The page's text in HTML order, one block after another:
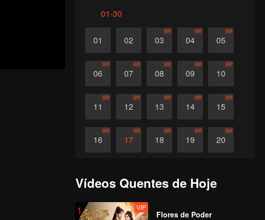
01-30
01 02 03
VIP
04
VIP
05
VIP
06
VIP
07
VIP
08
VIP
09
VIP
10
VIP
11
VIP
12
VIP
13
VIP
14
VIP
15
VIP
16
VIP
17
VIP
18
VIP
19
VIP
20
VIP
26 27
Vídeos Quentes de Hoje
1 VIP
Flores de Poder